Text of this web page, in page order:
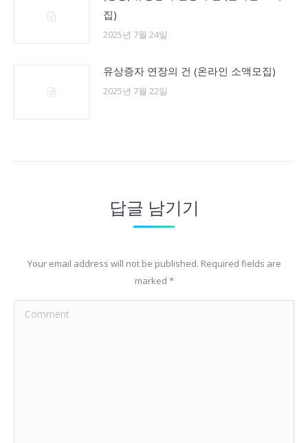
집)
2025년 7월 24일
유상증자 연장의 건 (온라인 소액모집)
2025년 7월 22일
답글 남기기
Your email address will not be published. Required fields are
marked *
Comment